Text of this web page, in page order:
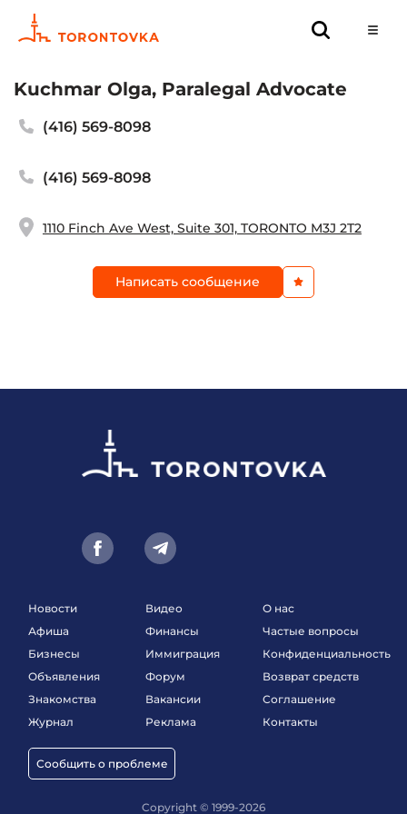
Kuchmar Olga, Paralegal Advocate
(416) 569-8098
(416) 569-8098
1110 Finch Ave West, Suite 301, TORONTO M3J 2T2
Написать сообщение
Новости
Афиша
Бизнесы
Объявления
Знакомства
Журнал
Сообщить о проблеме
Видео
Финансы
Иммиграция
Форум
Вакансии
Реклама
О нас
Частые вопросы
Конфиденциальность
Возврат средств
Соглашение
Контакты
Copyright © 1999-2026